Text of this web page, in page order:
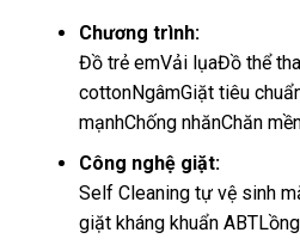
Chương trình:
Đồ trẻ emVải lụaĐồ thể
cottonNgâmGiặt tiêu
mạnhChống nhănChăn
Công nghệ giặt:
Self Cleaning tự vệ sinh
giặt kháng khuẩn